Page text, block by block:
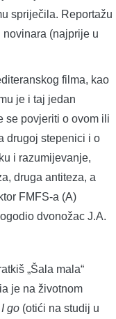
spriječila. Reportažu
(najprije u
filma, kao
je i taj jedan
se povjeriti o ovom ili
drugoj stepenici i o
i razumijevanje,
druga antiteza, a
FMFS-a (A)
dvonožac J.A.
„Šala mala“
je na životnom
go (otići na studij u